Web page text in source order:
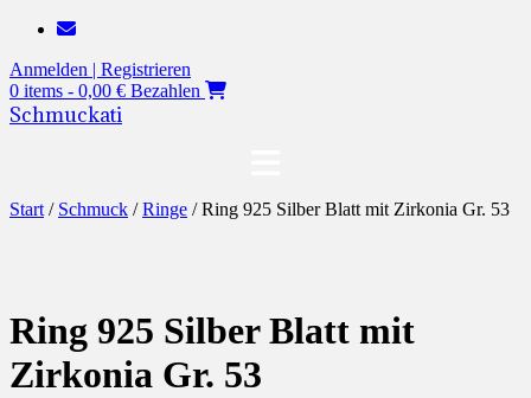
Zum
springen
Anmelden | Registrieren
0 items - 0,00 € Bezahlen
Schmuckati
Start / Schmuck /Ringe / Ring 925 Silber Blatt mit Zirkonia Gr. 53
Ring 925 Silber Blatt mit
Zirkonia Gr. 53